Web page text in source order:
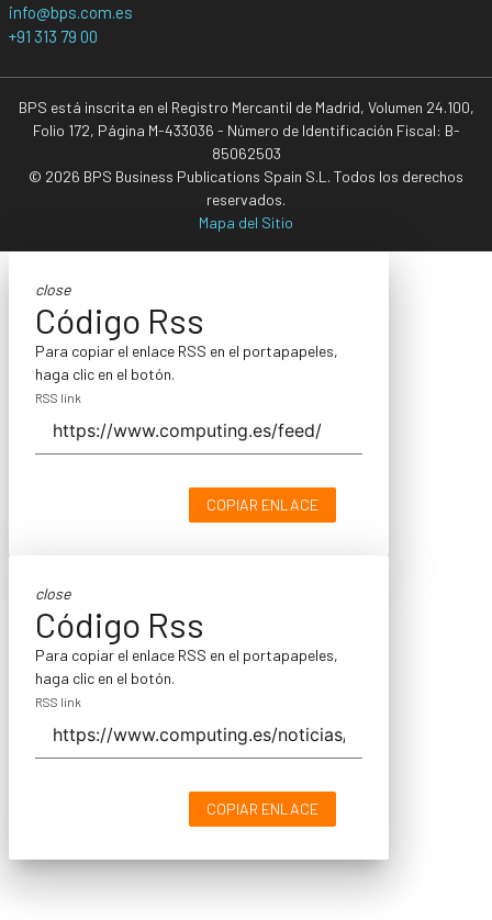
info@bps.com.es
+91 313 79 00
BPS está inscrita en el Registro Mercantil de Madrid, Volumen 24.100,
Folio 172, Página M-433036 - Número de Identificación Fiscal: B-
85062503
© 2026 BPS Business Publications Spain S.L. Todos los derechos
reservados.
Mapa del Sitio
close
Código Rss
Para copiar el enlace RSS en el portapapeles,
haga clic en el botón.
RSS link
COPIAR ENLACE
close
Código Rss
Para copiar el enlace RSS en el portapapeles,
haga clic en el botón.
RSS link
COPIAR ENLACE